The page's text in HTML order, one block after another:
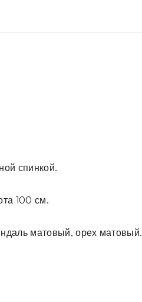
спинкой.
100 см.
матовый, орех матовый.